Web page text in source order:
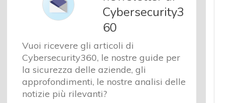
Cybersecurity3
60
Vuoi ricevere gli articoli di
Cybersecurity360, le nostre guide per
la sicurezza delle aziende, gli
approfondimenti, le nostre analisi delle
notizie più rilevanti?